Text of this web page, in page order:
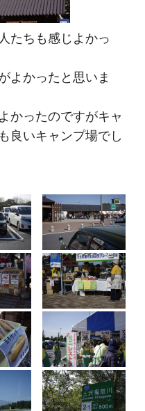
たちも感じよかっ
よかったと思いま
かったのですがキャ
良いキャンプ場でし